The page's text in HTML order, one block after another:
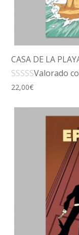
CASA DE LA
Valorado
22,00€